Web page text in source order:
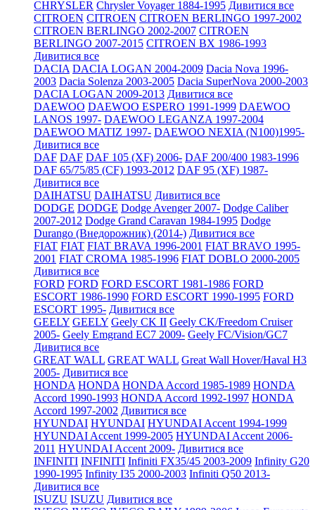
CHRYSLER Chrysler Voyager 1884-1995 Дивитися все
CITROEN CITROEN CITROEN BERLINGO 1997-2002
CITROEN BERLINGO 2002-2007 CITROEN
BERLINGO 2007-2015 CITROEN BX 1986-1993
Дивитися все
DACIA DACIA LOGAN 2004-2009 Dacia Nova 1996-
2003 Dacia Solenza 2003-2005 Dacia SuperNova 2000-2003
DACIA LOGAN 2009-2013 Дивитися все
DAEWOO DAEWOO ESPERO 1991-1999 DAEWOO
LANOS 1997- DAEWOO LEGANZA 1997-2004
DAEWOO MATIZ 1997- DAEWOO NEXIA (N100)1995-
Дивитися все
DAF DAF DAF 105 (XF) 2006- DAF 200/400 1983-1996
DAF 65/75/85 (CF) 1993-2012 DAF 95 (XF) 1987-
Дивитися все
DAIHATSU DAIHATSU Дивитися все
DODGE DODGE Dodge Avenger 2007- Dodge Caliber
2007-2012 Dodge Grand Caravan 1984-1995 Dodge
Durango (Внедорожник) (2014-) Дивитися все
FIAT FIAT FIAT BRAVA 1996-2001 FIAT BRAVO 1995-
2001 FIAT CROMA 1985-1996 FIAT DOBLO 2000-2005
Дивитися все
FORD FORD FORD ESCORT 1981-1986 FORD
ESCORT 1986-1990 FORD ESCORT 1990-1995 FORD
ESCORT 1995- Дивитися все
GEELY GEELY Geely CK II Geely CK/Freedom Cruiser
2005- Geely Emgrand EC7 2009- Geely FC/Vision/GC7
Дивитися все
GREAT WALL GREAT WALL Great Wall Hover/Haval H3
2005- Дивитися все
HONDA HONDA HONDA Accord 1985-1989 HONDA
Accord 1990-1993 HONDA Accord 1992-1997 HONDA
Accord 1997-2002 Дивитися все
HYUNDAI HYUNDAI HYUNDAI Accent 1994-1999
HYUNDAI Accent 1999-2005 HYUNDAI Accent 2006-
2011 HYUNDAI Accent 2009- Дивитися все
INFINITI INFINITI Infiniti FX35/45 2003-2009 Infinity G20
1990-1995 Infinity I35 2000-2003 Infiniti Q50 2013-
Дивитися все
ISUZU ISUZU Дивитися все